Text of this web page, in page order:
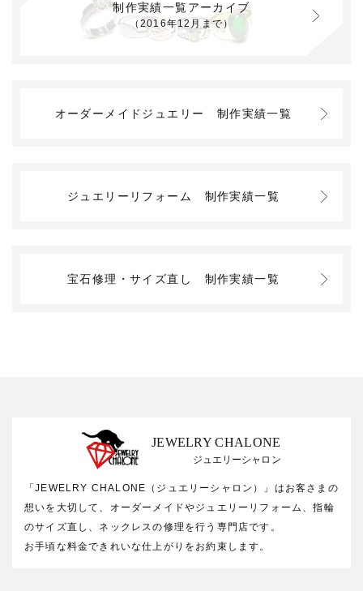
制作実績一覧アーカイブ
（2016年12月まで）
オーダーメイドジュエリー 制作実績一覧
ジュエリーリフォーム 制作実績一覧
宝石修理・サイズ直し 制作実績一覧
JEWELRY CHALONE
ジュエリーシャロン
「JEWELRY CHALONE（ジュエリーシャロン）」はお客さまの
想いを大切して、オーダーメイドやジュエリーリフォーム、指輪
のサイズ直し、ネックレスの修理を行う専門店です。
お手頃な料金できれいな仕上がりをお約束します。